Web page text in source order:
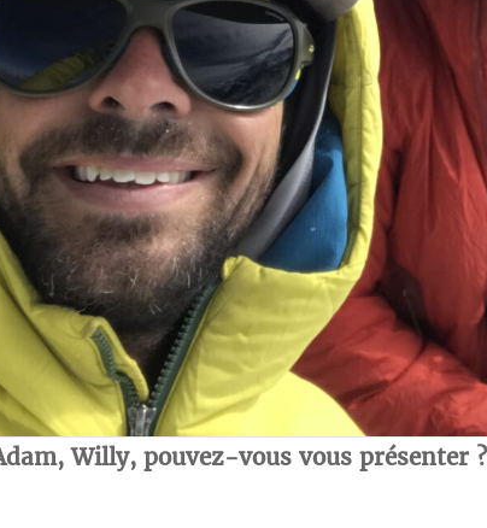
Willy, pouvez-vous vous présenter ?